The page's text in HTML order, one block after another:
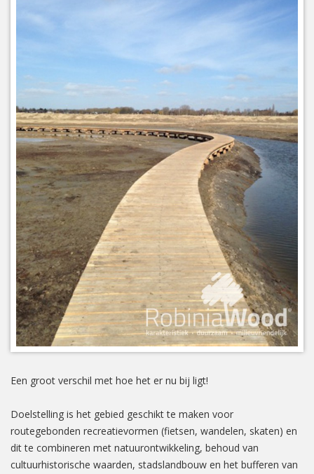
Een groot verschil met hoe het er nu bij ligt!
Doelstelling is het gebied geschikt te maken voor
routegebonden recreatievormen (fietsen, wandelen, skaten) en
dit te combineren met natuurontwikkeling, behoud van
cultuurhistorische waarden, stadslandbouw en het bufferen van